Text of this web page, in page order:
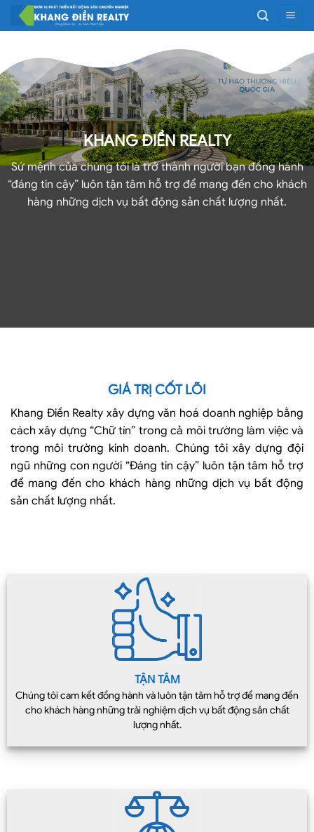
dung
KHANG ĐIỀN REALTY
Sứ mệnh của chúng tôi là trở thành người bạn đồng hành
“đáng tin cậy” luôn tận tâm hỗ trợ để mang đến cho khách
hàng những dịch vụ bất động sản chất lượng nhất.
GIÁ TRỊ CỐT LÕI
Khang Điền Realty xây dựng văn hoá doanh nghiệp bằng
cách xây dựng “Chữ tín” trong cả môi trường làm việc và
trong môi trường kinh doanh. Chúng tôi xây dựng đội
ngũ những con người “Đáng tin cậy” luôn tận tâm hỗ trợ
để mang đến cho khách hàng những dịch vụ bất động
sản chất lượng nhất.
TẬN TÂM
Chúng tôi cam kết đồng hành và luôn tận tâm hỗ trợ để mang đến
cho khách hàng những trải nghiệm dịch vụ bất động sản chất
lượng nhất.